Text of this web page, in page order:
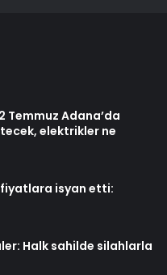
Temmuz Adana’da
elektrikler ne
isyan etti:
Halk sahilde silahlarla